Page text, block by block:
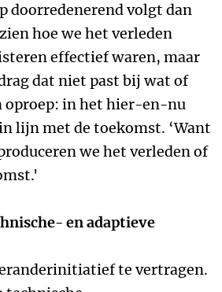
doorredenerend volgt dan
hoe we het verleden
effectief waren, maar
dat niet past bij wat of
oproep: in het hier-en-nu
lijn met de toekomst. ‘Want
we het verleden of
en adaptieve
te vertragen.